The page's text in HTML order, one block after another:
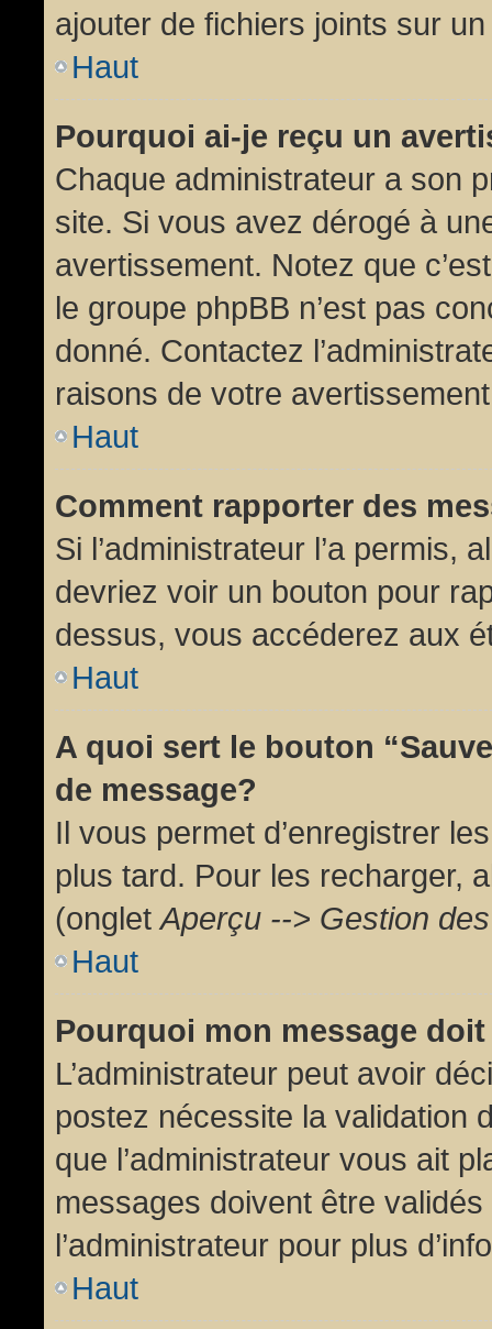
ajouter de fichiers joints sur
Haut
Pourquoi ai-je reçu un
Chaque administrateur a son
site. Si vous avez dérogé à
avertissement. Notez que
le groupe phpBB n’est pas
donné. Contactez
raisons de votre
Haut
Comment rapporter des
Si l’administrateur l’a permis,
devriez voir un bouton pour
dessus, vous accéderez aux
Haut
A quoi sert le bouton
de message?
Il vous permet d’enregistrer
plus tard. Pour les recharger,
(ongletAperçu --> Gestion
Haut
Pourquoi mon message
L’administrateur peut avoir
postez nécessite la validation
que l’administrateur vous ait
messages doivent être
l’administrateur pour plus
Haut